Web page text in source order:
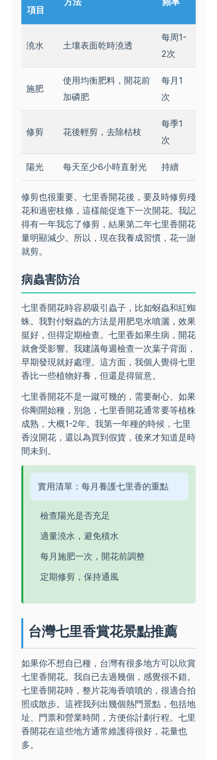
項目
澆水 土壤表面乾時澆透
每周1-
2次
施肥
使用均衡肥料，開花前
加磷肥
每月1
次
修剪 花後輕剪，去除枯枝
每季1
次
陽光 每天至少6小時直射光 持續
修剪也很重要。七里香開花後，要及時修剪殘
花和過密枝條，這樣能促進下一次開花。我記
得有一年我忘了修剪，結果第二年七里香開花
量明顯減少。所以，現在我養成習慣，花一謝
就剪。
病蟲害防治
七里香開花時容易吸引蟲子，比如蚜蟲和紅蜘
蛛。我對付蚜蟲的方法是用肥皂水噴灑，效果
挺好，但得定期檢查。七里香如果生病，開花
就會受影響。我建議每週檢查一次葉子背面，
早期發現就好處理。這方面，我個人覺得七里
香比一些植物好養，但還是得留意。
七里香開花不是一蹴可幾的，需要耐心。如果
你剛開始種，別急，七里香開花通常要等植株
成熟，大概1-2年。我第一年種的時候，七里
香沒開花，還以為買到假貨，後來才知道是時
間未到。
實用清單：每月養護七里香的重點
檢查陽光是否充足
適量澆水，避免積水
每月施肥一次，開花前調整
定期修剪，保持通風
台灣七里香賞花景點推薦
如果你不想自已種，台灣有很多地方可以欣賞
七里香開花。我自已去過幾個，感覺很不錯。
七里香開花時，整片花海香噴噴的，很適合拍
照或散步。這裡我列出幾個熱門景點，包括地
址、門票和營業時間，方便你計劃行程。七里
香開花在這些地方通常維護得很好，花量也
多。